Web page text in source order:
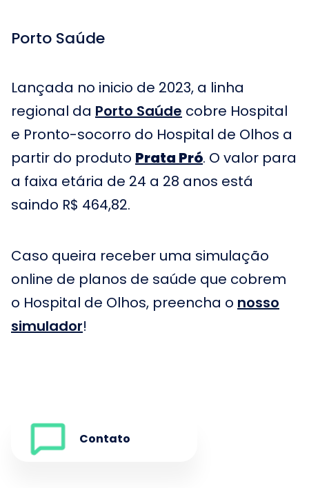
Porto Saúde
Lançada no inicio de 2023, a linha
regional da Porto Saúde cobre Hospital
e Pronto-socorro do Hospital de Olhos a
partir do produto Prata Pró. O valor para
a faixa etária de 24 a 28 anos está
saindo R$ 464,82.
Caso queira receber uma simulação
online de planos de saúde que cobrem
o Hospital de Olhos, preencha o nosso
simulador!
Contato